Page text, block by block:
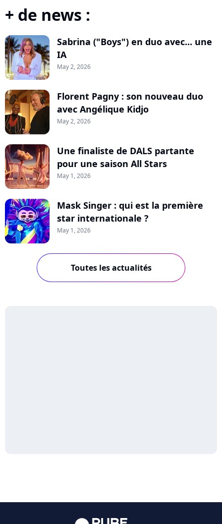
+ de news :
Sabrina ("Boys") en duo avec... une
IA
May 2, 2026
Florent Pagny : son nouveau duo
avec Angélique Kidjo
May 2, 2026
Une finaliste de DALS partante
pour une saison All Stars
May 1, 2026
Mask Singer : qui est la première
star internationale ?
May 1, 2026
Toutes les actualités